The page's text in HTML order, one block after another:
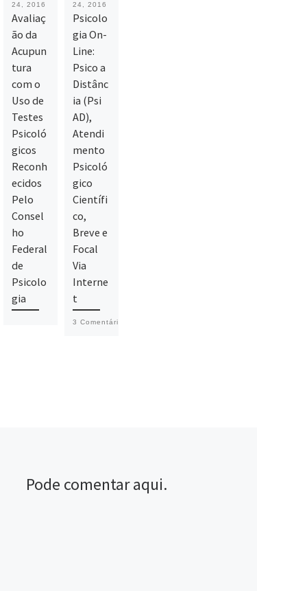
24, 2016
Avaliaç
ão da
Acupun
tura
com o
Uso de
Testes
Psicoló
gicos
Reconh
ecidos
Pelo
Consel
ho
Federal
de
Psicolo
gia
24, 2016
Psicolo
gia On-
Line:
Psico a
Distânc
ia (Psi
AD),
Atendi
mento
Psicoló
gico
Científi
co,
Breve e
Focal
Via
Interne
t
3 Comentários
Pode comentar aqui.